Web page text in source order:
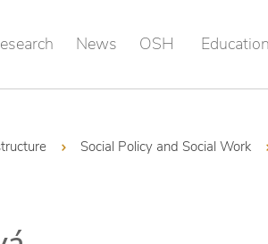
News OSH Education
Social Policy and Social Work